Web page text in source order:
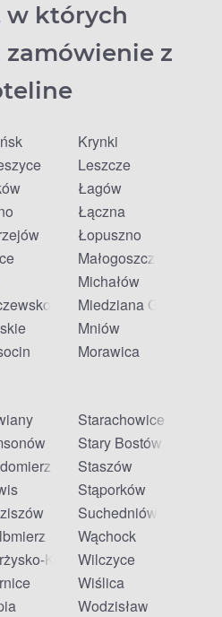
w których
zamówienie z
Krynki
Leszcze
Łagów
Łączna
Łopuszno
Małogoszcz
Michałów
Miedziana Góra
Mniów
Morawica
Kamienna
Starachowice
Stary Bostów
Staszów
Stąporków
Suchedniów
Wąchock
Wilczyce
Wiślica
Wodzisław